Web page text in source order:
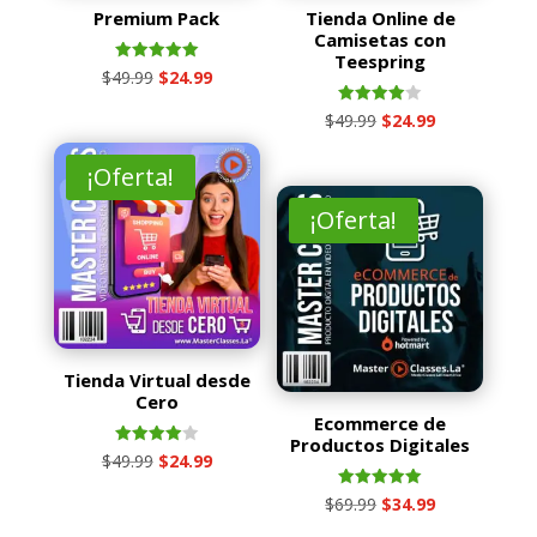
Premium Pack
Valorado
con
$49.99 El
original
era:
$49.99.
$24.99El
actual
es:
$24.99.
Tienda Online de
Camisetas con
Teespring
Valorado
con
$49.99 El
original
era:
$49.99.
$24.99El
actual
es:
$24.99.
¡Oferta!
Tienda Virtual desde
Cero
Valorado
con
$49.99 El
$24.99El
¡Oferta!
Ecommerce de
Productos Digitales
Valorado
con
$69.99 El
$34.99El